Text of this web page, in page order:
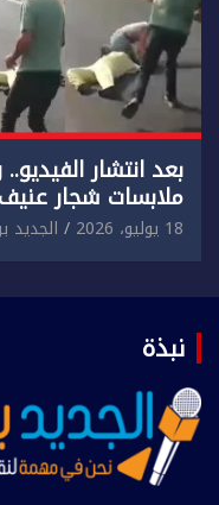
بعد انتشار
ملابسات شجار
18 يوليو، 2026 الجديد
نبذة